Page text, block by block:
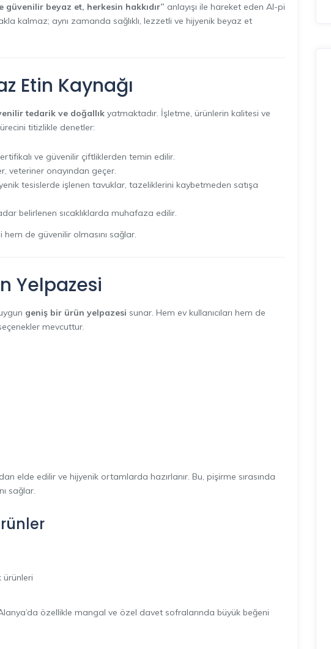
güvenilir beyaz et, herkesin hakkıdır” anlayışı ile hareket eden Al-pi
kalmaz; aynı zamanda sağlıklı, lezzetli ve hijyenik beyaz et
Etin Kaynağı
tedarik ve doğallık yatmaktadır. İşletme, ürünlerin kalitesi ve
titizlikle denetler:
ve güvenilir çiftliklerden temin edilir.
veteriner onayından geçer.
tesislerde işlenen tavuklar, tazeliklerini kaybetmeden satışa
belirlenen sıcaklıklarda muhafaza edilir.
de güvenilir olmasını sağlar.
Yelpazesi
geniş bir ürün yelpazesi sunar. Hem ev kullanıcıları hem de
mevcuttur.
elde edilir ve hijyenik ortamlarda hazırlanır. Bu, pişirme sırasında
sağlar.
ürünleri
özellikle mangal ve özel davet sofralarında büyük beğeni